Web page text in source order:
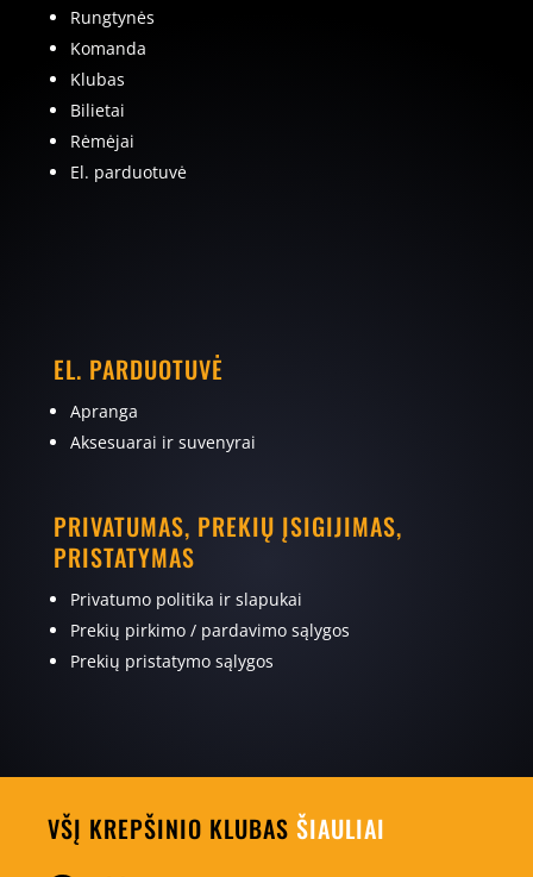
Rungtynės
Komanda
Klubas
Bilietai
Rėmėjai
El. parduotuvė
EL. PARDUOTUVĖ
Apranga
Aksesuarai ir suvenyrai
PRIVATUMAS, PREKIŲ ĮSIGIJIMAS,
PRISTATYMAS
Privatumo politika ir slapukai
Prekių pirkimo / pardavimo sąlygos
Prekių pristatymo sąlygos
VŠĮ KREPŠINIO KLUBAS ŠIAULIAI